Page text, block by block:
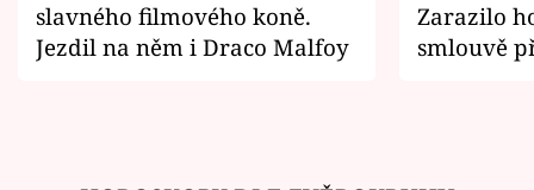
slavného filmového koně.
Jezdil na něm i Draco Malfoy
Zarazilo
smlouvě